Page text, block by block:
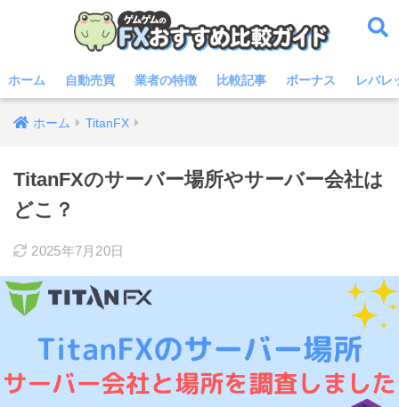
ホーム 自動売買 業者の特徴 比較記事 ボーナス レバレ
ホーム TitanFX
TitanFXのサーバー場所やサーバー会社は
どこ？
2025年7月20日